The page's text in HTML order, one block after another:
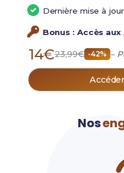
Dernière mise à
Bonus : Accès aux
14€23,99€ -42% –
Nos